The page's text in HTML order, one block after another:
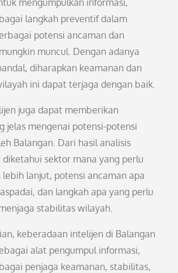
mengumpulkan informasi,
langkah preventif dalam
potensi ancaman dan
muncul. Dengan adanya
diharapkan keamanan dan
ini dapat terjaga dengan baik.
juga dapat memberikan
jelas mengenai potensi-potensi
Balangan. Dari hasil analisis
sektor mana yang perlu
lanjut, potensi ancaman apa
dan langkah apa yang perlu
stabilitas wilayah.
keberadaan intelijen di Balangan
alat pengumpul informasi,
penjaga keamanan, stabilitas,